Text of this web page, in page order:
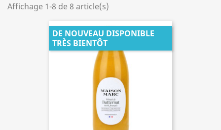
Affichage 1-8 de 8 article(s)
DE NOUVEAU DISPONIBLE
TRÈS BIENTÔT